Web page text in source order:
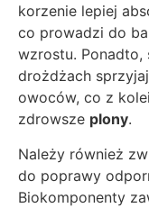
korzenie lepiej
co prowadzi do
wzrostu. Ponadto,
drożdżach
owoców, co z
zdrowsze plony.
Należy również
do poprawy
Biokomponenty